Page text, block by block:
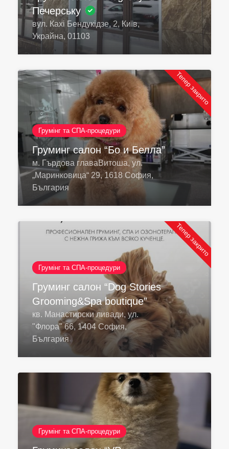
Печерську
вул. Кахі Бендукідзе, 2, Київ,
Украйна, 01103
Тепер закрито
Грумінг та СПА-процедури
Груминг салон “Бо и Белла”
м. Гърдова главаВитоша, ул.
„Маринковица“ 29, 1618 София,
България
Тепер закрито
Грумінг та СПА-процедури
Груминг салон “Dog Stories
Grooming&Spa boutique”
кв. Манастирски ливади, ул.
"Флора" 66, 1404 София,
България
Грумінг та СПА-процедури